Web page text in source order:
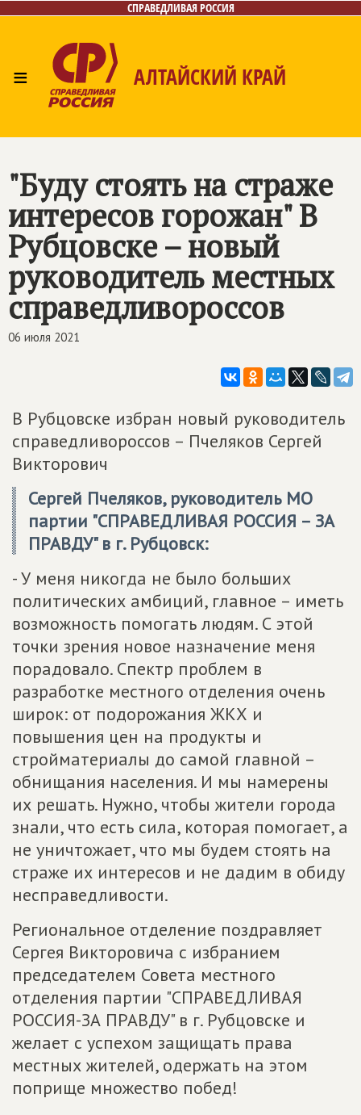
СПРАВЕДЛИВАЯ РОССИЯ
≡ АЛТАЙСКИЙ КРАЙ
"Буду стоять на страже
интересов горожан" В
Рубцовске – новый
руководитель местных
справедливороссов
06 июля 2021
В Рубцовске избран новый руководитель
справедливороссов – Пчеляков Сергей
Викторович
Сергей Пчеляков, руководитель МО
партии "СПРАВЕДЛИВАЯ РОССИЯ – ЗА
ПРАВДУ" в г. Рубцовск:
- У меня никогда не было больших
политических амбиций, главное – иметь
возможность помогать людям. С этой
точки зрения новое назначение меня
порадовало. Спектр проблем в
разработке местного отделения очень
широк: от подорожания ЖКХ и
повышения цен на продукты и
стройматериалы до самой главной –
обнищания населения. И мы намерены
их решать. Нужно, чтобы жители города
знали, что есть сила, которая помогает, а
не уничтожает, что мы будем стоять на
страже их интересов и не дадим в обиду
несправедливости.
Региональное отделение поздравляет
Сергея Викторовича с избранием
председателем Совета местного
отделения партии "СПРАВЕДЛИВАЯ
РОССИЯ-ЗА ПРАВДУ" в г. Рубцовске и
желает с успехом защищать права
местных жителей, одержать на этом
поприще множество побед!